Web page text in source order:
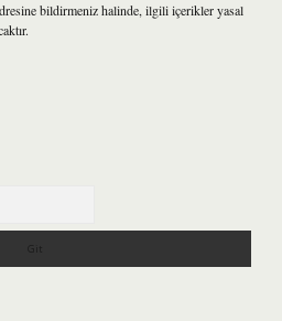
bildirmeniz halinde, ilgili içerikler yasal